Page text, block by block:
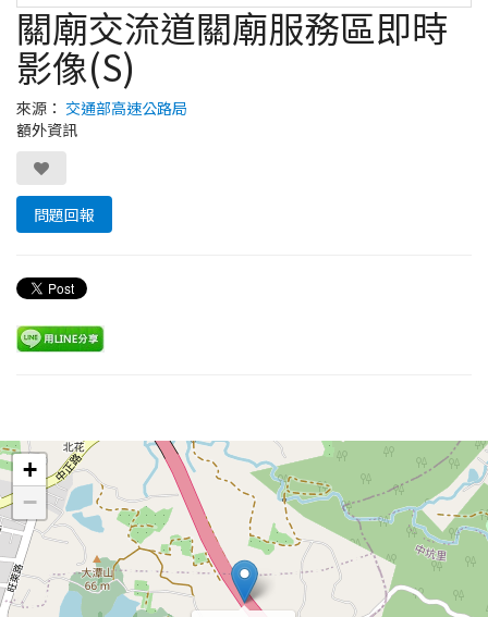
關廟交流道關廟服務區即時
影像(S)
來源： 交通部高速公路局
額外資訊
問題回報
+
−